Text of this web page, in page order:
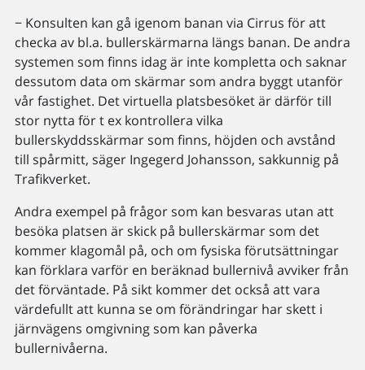
− Konsulten kan gå igenom banan via Cirrus för att
checka av bl.a. bullerskärmarna längs banan. De andra
systemen som finns idag är inte kompletta och saknar
dessutom data om skärmar som andra byggt utanför
vår fastighet. Det virtuella platsbesöket är därför till
stor nytta för t ex kontrollera vilka
bullerskyddsskärmar som finns, höjden och avstånd
till spårmitt, säger Ingegerd Johansson, sakkunnig på
Trafikverket.
Andra exempel på frågor som kan besvaras utan att
besöka platsen är skick på bullerskärmar som det
kommer klagomål på, och om fysiska förutsättningar
kan förklara varför en beräknad bullernivå avviker från
det förväntade. På sikt kommer det också att vara
värdefullt att kunna se om förändringar har skett i
järnvägens omgivning som kan påverka
bullernivåerna.